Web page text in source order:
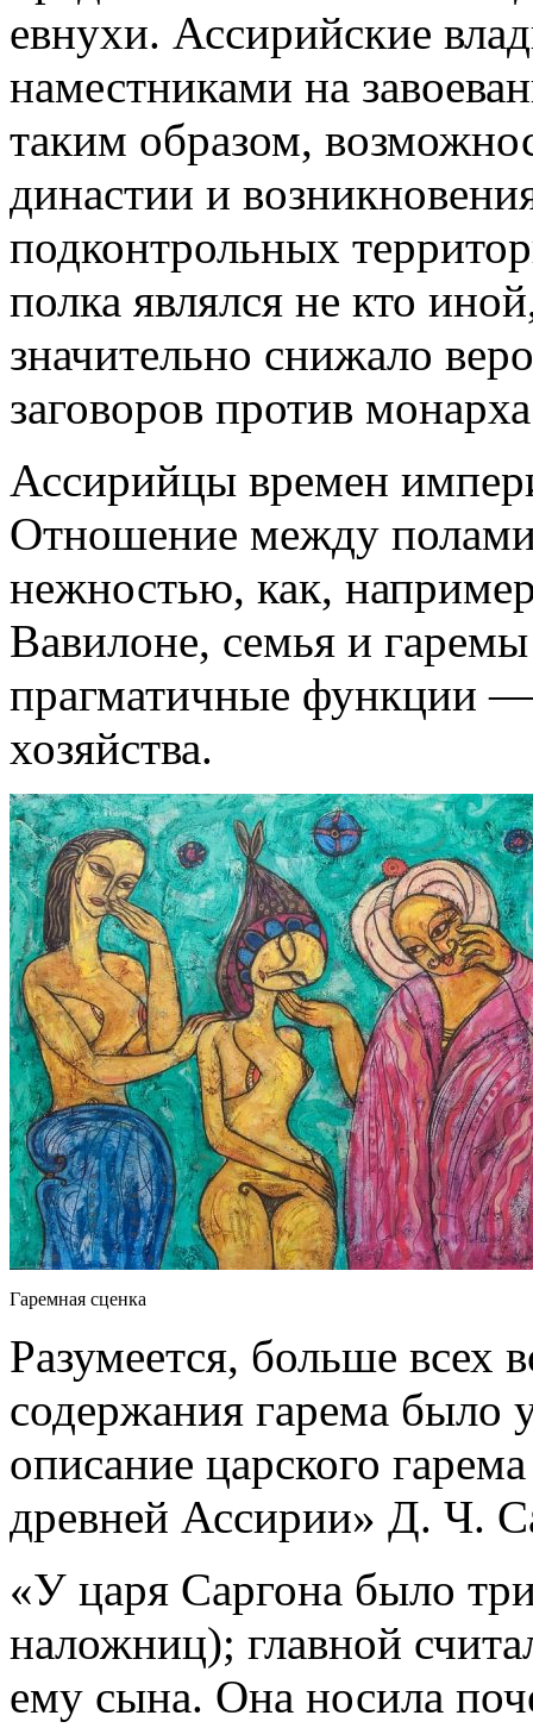
евнухи. Ассирийские
наместниками на
таким образом,
династии и
подконтрольных
полка являлся не кто
значительно снижало
заговоров против
Ассирийцы времен
Отношение между
нежностью, как,
Вавилоне, семья и
прагматичные функции
хозяйства.
Гаремная сценка
Разумеется, больше всех
содержания гарема было
описание царского
древней Ассирии» Д. Ч.
«У царя Саргона было
наложниц); главной
ему сына. Она носила